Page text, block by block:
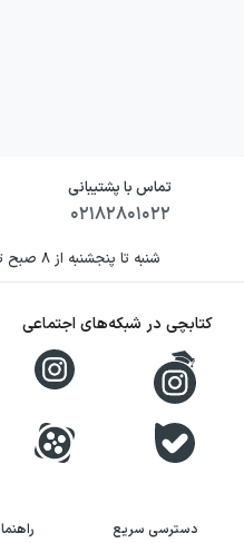
تماس با پشتیبانی
۰۲۱۸۲۸۰۱۰۲۲
شنبه تا پنجشنبه از ۸ صبح تا ۱۸ عصر بجز روزهای تعطیل
دسترسی سریع
راهنما
کتابچی در شبکه‌های اجتماعی